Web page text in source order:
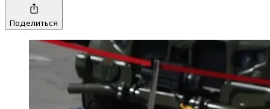
Поделиться